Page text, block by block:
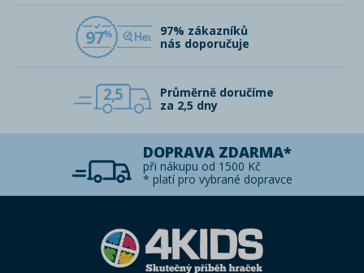
97
97% zákazníků
nás doporučuje
2,5
Průměrně doručíme
za 2,5 dny
DOPRAVA ZDARMA*
při nákupu od 1500 Kč
* platí pro vybrané dopravce